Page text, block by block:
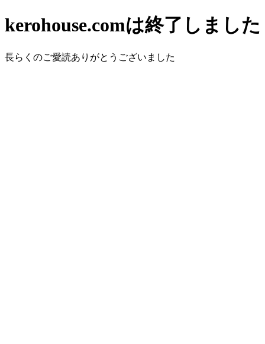
kerohouse.comは終了しました
長らくのご愛読ありがとうございました